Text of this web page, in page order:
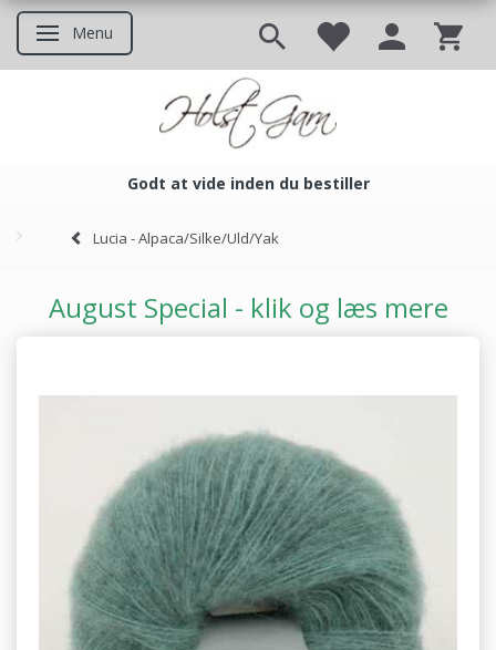
Skifte navigation
Menu
Godt at vide inden du bestiller
Lucia - Alpaca/Silke/Uld/Yak
August Special - klik og læs mere